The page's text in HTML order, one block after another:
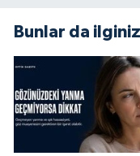
Bunlar da